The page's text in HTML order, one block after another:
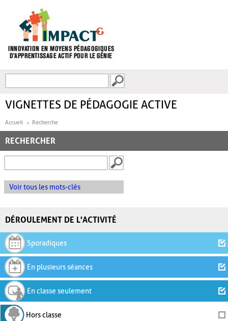
FORMULAIRE DE
VIGNETTES DE PÉDAGOGIE ACTIVE
Accueil Recherche
RECHERCHER
Voir tous les mots-clés
DÉROULEMENT DE L'ACTIVITÉ
Sporadiques
En plusieurs séances
En classe seulement
Hors classe